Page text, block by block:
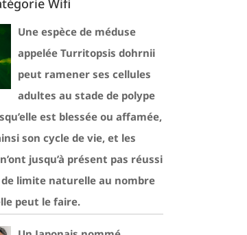
Wifi
Une espèce de méduse
appelée Turritopsis dohrnii
peut ramener ses cellules
adultes au stade de polype
est blessée ou affamée,
son cycle de vie, et les
jusqu’à présent pas réussi
limite naturelle au nombre
peut le faire.